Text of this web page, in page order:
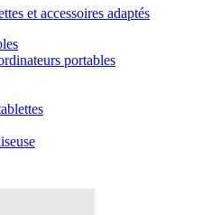
et accessoires adaptés
portables